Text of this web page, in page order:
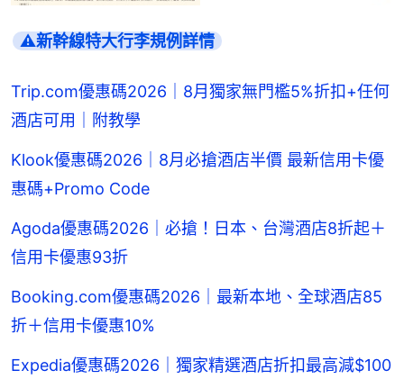
⚠️新幹線特大行李規例詳情
Trip.com優惠碼2026｜8月獨家無門檻5%折扣+任何
酒店可用｜附教學
Klook優惠碼2026｜8月必搶酒店半價 最新信用卡優
惠碼+Promo Code
Agoda優惠碼2026｜必搶！日本、台灣酒店8折起＋
信用卡優惠93折
Booking.com優惠碼2026｜最新本地、全球酒店85
折＋信用卡優惠10%
Expedia優惠碼2026｜獨家精選酒店折扣最高減$100